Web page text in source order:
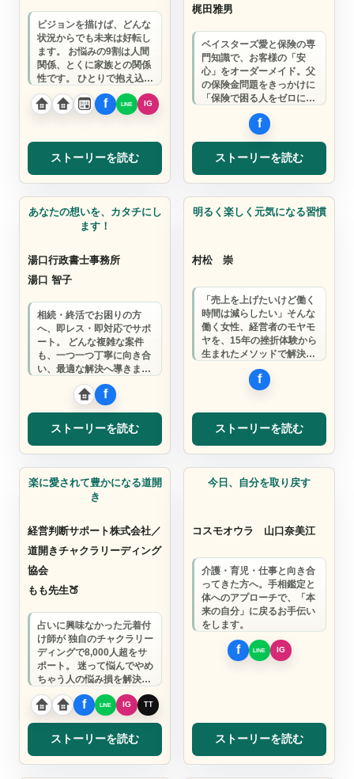
ビジョンを描けば、どんな
状況からでも未来は好転し
ます。 お悩みの9割は人間
関係、とくに家族との関係
性です。 ひとりで抱え込む
毎日から、家族と協力し合
えるチームへ…
ストーリーを読む
梶田雅男
ベイスターズ愛と保険の専
門知識で、お客様の「安
心」をオーダーメイド。父
の保険金問題をきっかけに
「保険で困る人をゼロに」
を使命として活動中です。
ストーリーを読む
行政書士
あなたの想いを、カタチにし
ます！
湯口行政書士事務所
湯口 智子
相続・終活でお困りの方
へ、即レス・即対応でサポ
ート。 どんな複雑な案件
も、一つ一つ丁寧に向き合
い、最適な解決へ導きま
す。 地域の皆様も専門家の
皆様も大歓迎。
ストーリーを読む
コーチ
明るく楽しく元気になる習慣
村松 崇
「売上を上げたいけど働く
時間は減らしたい」そんな
働く女性、経営者のモヤモ
ヤを、15年の挫折体験から
生まれたメソッドで解決。
明るく楽しく元気な毎日を
一緒に取り戻し…
ストーリーを読む
カウンセリング
楽に愛されて豊かになる道開
き
経営判断サポート株式会社／
道開きチャクラリーディング
協会
もも先生🍑
占いに興味なかった元着付
け師が 独自のチャクラリー
ディングで8,000人超をサ
ポート。 迷って悩んでやめ
ちゃう人の悩み損を解決
し、 自分で判断できる人に
なるお手…
ストーリーを読む
カウンセリング
今日、自分を取り戻す
コスモオウラ 山口奈美江
介護・育児・仕事と向き合
ってきた方へ。手相鑑定と
体へのアプローチで、「本
来の自分」に戻るお手伝い
をします。
ストーリーを読む
コーチ